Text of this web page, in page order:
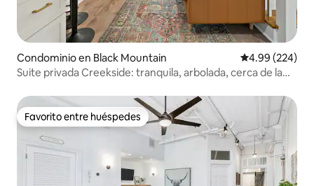
Condominio en Black Mountain Calificación
4.99 (224)
Suite privada Creekside: tranquila, arbolada, cerca de la
Favorito entre huéspedes
Favorito entre huéspedes